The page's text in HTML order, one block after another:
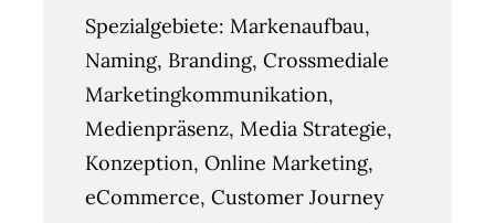
Spezialgebiete: Markenaufbau,
Naming, Branding, Crossmediale
Marketingkommunikation,
Medienpräsenz, Media Strategie,
Konzeption, Online Marketing,
eCommerce, Customer Journey